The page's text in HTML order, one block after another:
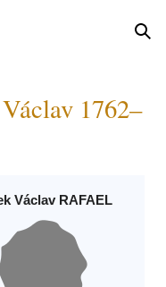
1762–
Václav RAFAEL